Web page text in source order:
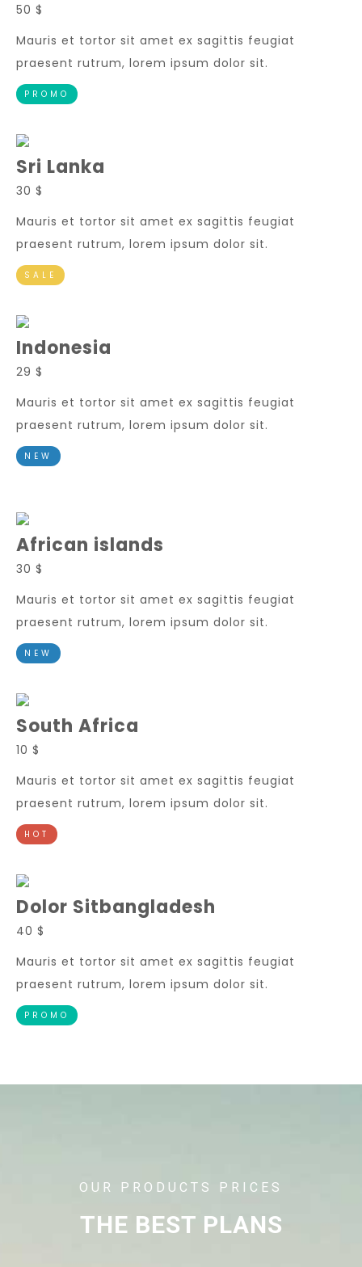
50 $
Mauris et tortor sit amet ex sagittis feugiat
praesent rutrum, lorem ipsum dolor sit.
PROMO
Sri Lanka
30 $
Mauris et tortor sit amet ex sagittis feugiat
praesent rutrum, lorem ipsum dolor sit.
SALE
Indonesia
29 $
Mauris et tortor sit amet ex sagittis feugiat
praesent rutrum, lorem ipsum dolor sit.
NEW
African islands
30 $
Mauris et tortor sit amet ex sagittis feugiat
praesent rutrum, lorem ipsum dolor sit.
NEW
South Africa
10 $
Mauris et tortor sit amet ex sagittis feugiat
praesent rutrum, lorem ipsum dolor sit.
HOT
Dolor Sitbangladesh
40 $
Mauris et tortor sit amet ex sagittis feugiat
praesent rutrum, lorem ipsum dolor sit.
PROMO
OUR PRODUCTS PRICES
THE BEST PLANS